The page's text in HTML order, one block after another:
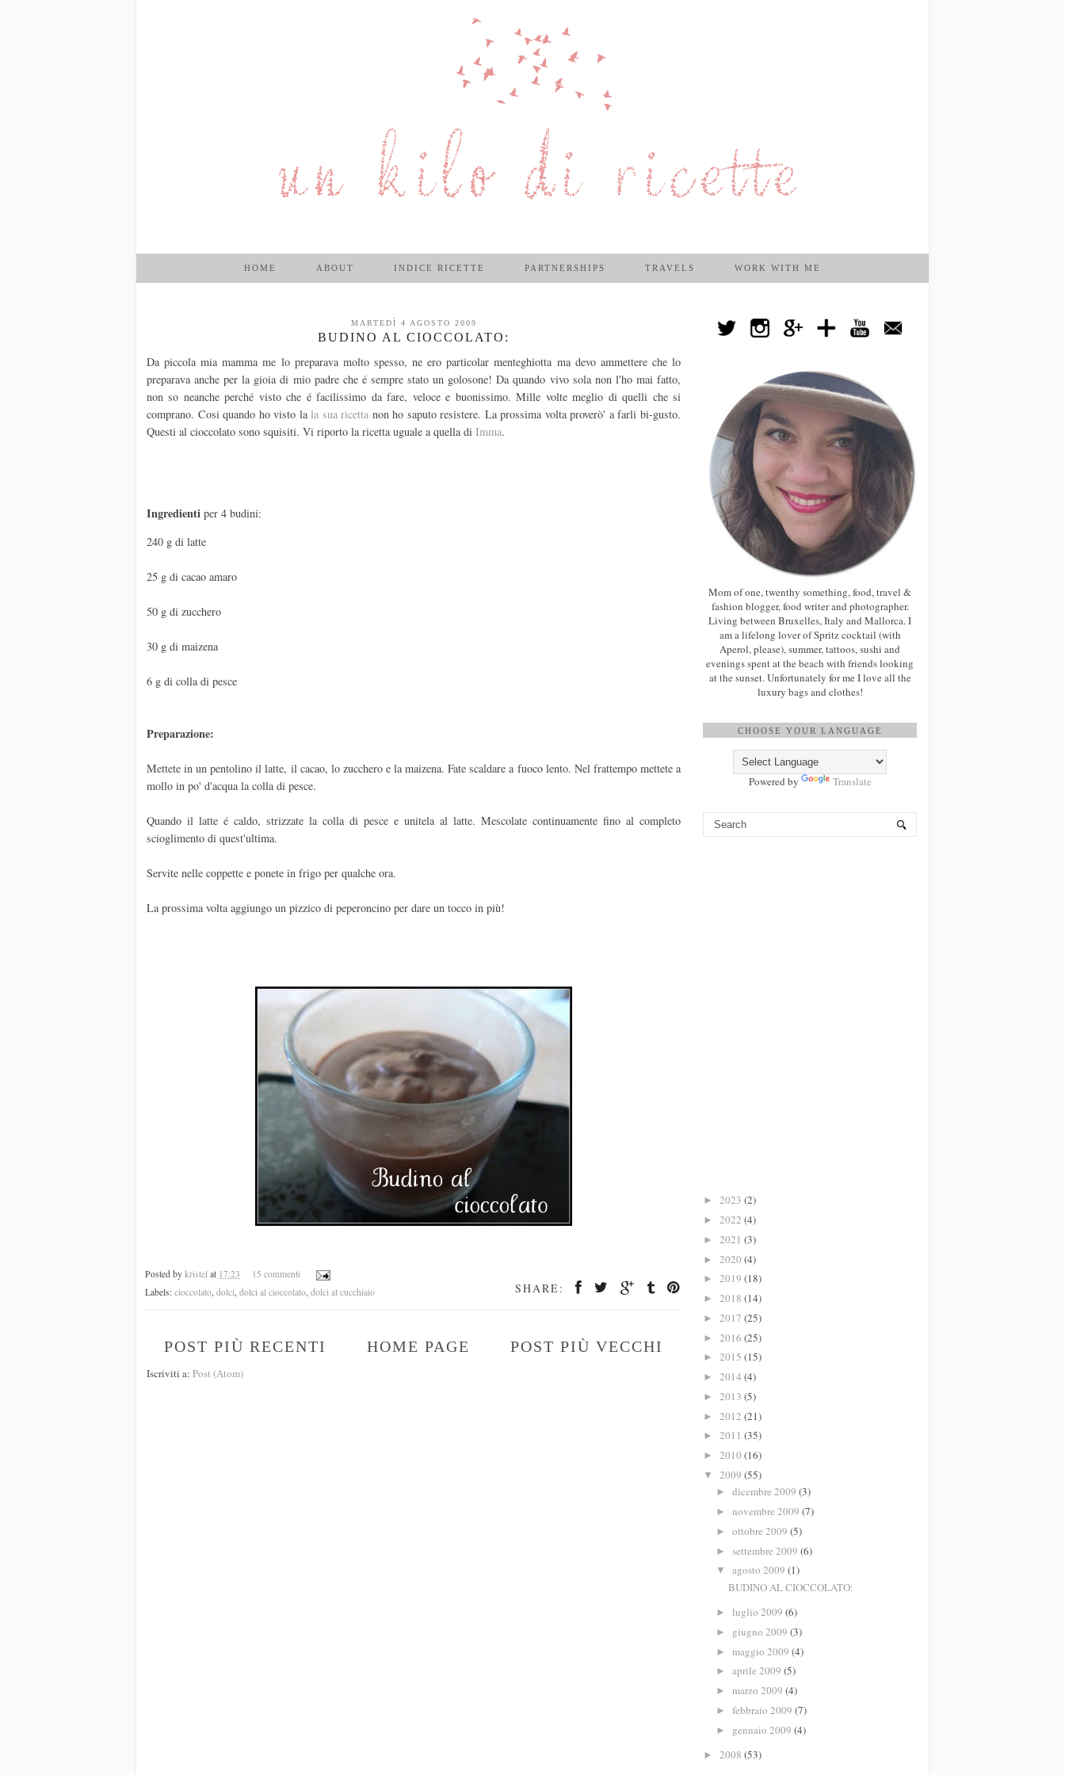
HOME ABOUT INDICE RICETTE PARTNERSHIPS TRAVELS WORK WITH ME
MARTEDÌ 4 AGOSTO 2009
BUDINO AL CIOCCOLATO:
Da piccola mia mamma me lo preparava molto spesso, ne ero particolar menteghiotta ma devo ammettere che lo
preparava anche per la gioia di mio padre che é sempre stato un golosone! Da quando vivo sola non l'ho mai fatto,
non so neanche perché visto che é facilissimo da fare, veloce e buonissimo. Mille volte meglio di quelli che si
comprano. Cosi quando ho visto la la sua ricetta non ho saputo resistere. La prossima volta proverò' a farli bi-gusto.
Questi al cioccolato sono squisiti. Vi riporto la ricetta uguale a quella di Imma.
Ingredienti per 4 budini:
240 g di latte
25 g di cacao amaro
50 g di zucchero
30 g di maizena
6 g di colla di pesce
Preparazione:
Mettete in un pentolino il latte, il cacao, lo zucchero e la maizena. Fate scaldare a fuoco lento. Nel frattempo mettete a
mollo in po' d'acqua la colla di pesce.
Quando il latte é caldo, strizzate la colla di pesce e unitela al latte. Mescolate continuamente fino al completo
scioglimento di quest'ultima.
Servite nelle coppette e ponete in frigo per qualche ora.
La prossima volta aggiungo un pizzico di peperoncino per dare un tocco in più!
SHARE:
Posted by kristel at 17:23
15 commenti
Labels: cioccolato dolci dolci al cioccolato dolci al cucchiaio
POST PIÙ RECENTI POST PIÙ VECCHI
HOME PAGE
Iscriviti a: Post (Atom)
Mom of one, twenthy something, food, travel &
fashion blogger, food writer and photographer.
Living between Bruxelles, Italy and Mallorca. I
am a lifelong lover of Spritz cocktail (with
Aperol, please), summer, tattoos, sushi and
evenings spent at the beach with friends looking
at the sunset. Unfortunately for me I love all the
luxury bags and clothes!
CHOOSE YOUR LANGUAGE
Powered by Translate
► 2023 (2)
► 2022 (4)
► 2021 (3)
► 2020 (4)
► 2019 (18)
► 2018 (14)
► 2017 (25)
► 2016 (25)
► 2015 (15)
► 2014 (4)
► 2013 (5)
► 2012 (21)
► 2011 (35)
► 2010 (16)
▼ 2009 (55)
► dicembre 2009 (3)
► novembre 2009 (7)
► ottobre 2009 (5)
► settembre 2009 (6)
▼ agosto 2009 (1)
BUDINO AL CIOCCOLATO:
► luglio 2009 (6)
► giugno 2009 (3)
► maggio 2009 (4)
► aprile 2009 (5)
► marzo 2009 (4)
► febbraio 2009 (7)
► gennaio 2009 (4)
► 2008 (53)